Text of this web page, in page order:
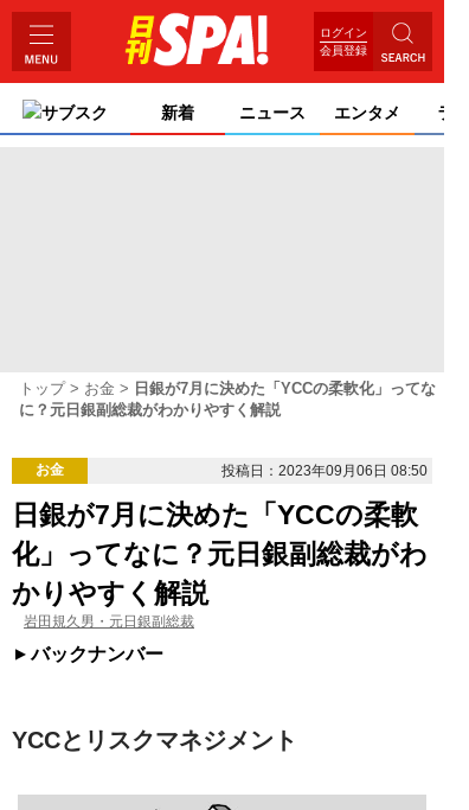
ログイン
会員登録
サブスク 新着 ニュース エンタメ ライ
トップ お金
日銀が7月に決めた「YCCの柔軟化」ってな
に？元日銀副総裁がわかりやすく解説
お金 投稿日：2023年09月06日 08:50
日銀が7月に決めた「YCCの柔軟
化」ってなに？元日銀副総裁がわ
かりやすく解説
岩田規久男・元日銀副総裁
バックナンバー
YCCとリスクマネジメント